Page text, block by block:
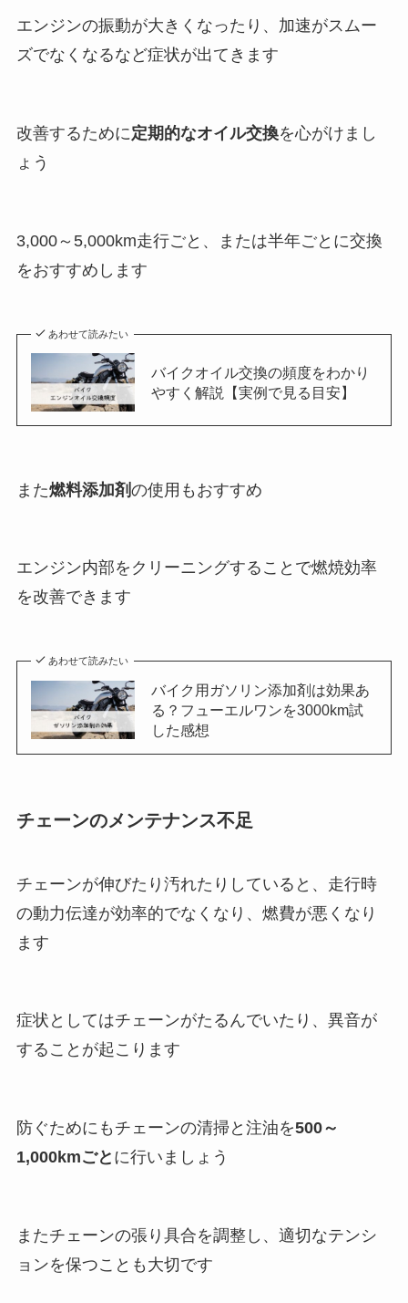
エンジンの振動が大きくなったり、加速がスムー
ズでなくなるなど症状が出てきます
改善するために定期的なオイル交換を心がけまし
ょう
3,000～5,000km走行ごと、または半年ごとに交換
をおすすめします
あわせて読みたい
バイクオイル交換の頻度をわかり
やすく解説【実例で見る目安】
また燃料添加剤の使用もおすすめ
エンジン内部をクリーニングすることで燃焼効率
を改善できます
あわせて読みたい
バイク用ガソリン添加剤は効果あ
る？フューエルワンを3000km試
した感想
チェーンのメンテナンス不足
チェーンが伸びたり汚れたりしていると、走行時
の動力伝達が効率的でなくなり、燃費が悪くなり
ます
症状としてはチェーンがたるんでいたり、異音が
することが起こります
防ぐためにもチェーンの清掃と注油を500～
1,000kmごと に行いましょう
またチェーンの張り具合を調整し、適切なテンシ
ョンを保つことも大切です